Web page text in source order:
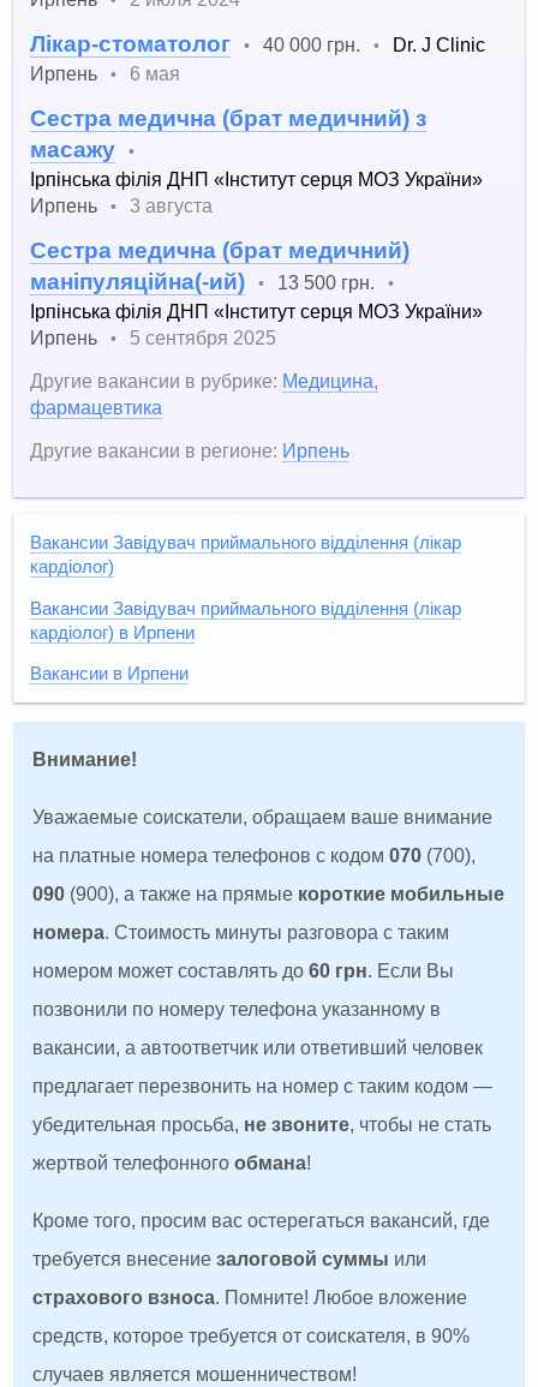
Лікар-стоматолог • 40 000 грн. •
Dr. J Clinic
Ирпень
• 6 мая
Сестра медична (брат медичний) з
масажу
•
Ірпінська філія ДНП «Інститут серця МОЗ України»
Ирпень
• 3 августа
Сестра медична (брат медичний)
маніпуляційна(-ий)
• 13 500 грн. •
Ірпінська філія ДНП «Інститут серця МОЗ України»
Ирпень
•
5 сентября 2025
Другие вакансии в рубрике: Медицина,
фармацевтика
Другие вакансии в регионе: Ирпень
Вакансии Завідувач приймального відділення (лікар
кардіолог)
Вакансии Завідувач приймального відділення (лікар
кардіолог) в Ирпени
Вакансии в Ирпени
Внимание!
Уважаемые соискатели, обращаем ваше внимание
на платные номера телефонов с кодом070 (700),
090 (900), а также на прямые короткие мобильные
номера. Стоимость минуты разговора с таким
номером может составлять до60 грн. Если Вы
позвонили по номеру телефона указанному в
вакансии, а автоответчик или ответивший человек
предлагает перезвонить на номер с таким кодом —
убедительная просьба, не звоните, чтобы не стать
жертвой телефонногообмана!
Кроме того, просим вас остерегаться вакансий, где
требуется внесениезалоговой суммы или
страхового взноса. Помните! Любое вложение
средств, которое требуется от соискателя, в 90%
случаев является мошенничеством!